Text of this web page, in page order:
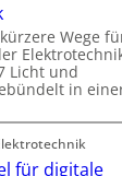
Wege
Licht und
in
für digitale